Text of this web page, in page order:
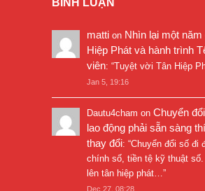
matti on Nhìn lại một năm
Hiệp Phát và hành trình
viên: “Tuyệt vời Tân Hiệp
Jan 5, 19:16
Dautu4cham on Chuyển
lao động phải sẵn sàng
thay đổi: “Chuyển đổi số đi
chính số, tiền tệ kỹ thuật số.
lên tân hiệp phát… ”
Dec 27, 08:28